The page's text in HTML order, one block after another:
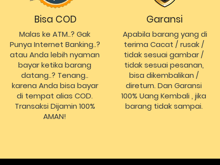
Bisa COD
Malas ke ATM..? Gak
Punya Internet Banking..?
atau Anda lebih nyaman
bayar ketika barang
datang..? Tenang..
karena Anda bisa bayar
di tempat alias COD.
Transaksi Dijamin 100%
AMAN!
Garansi
Apabila barang yang di
terima Cacat / rusak /
tidak sesuai gambar /
tidak sesuai pesanan,
bisa dikembalikan /
direturn. Dan Garansi
100% Uang Kembali , jika
barang tidak sampai.